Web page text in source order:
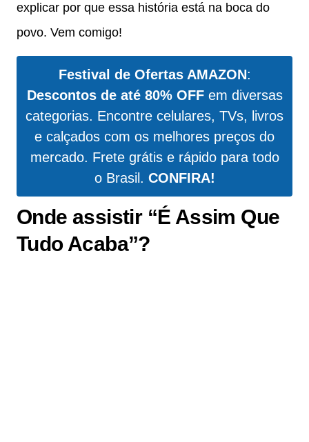
explicar por que essa história está na boca do
povo. Vem comigo!
Festival de Ofertas AMAZON:
Descontos de até 80% OFFem diversas
categorias. Encontre celulares, TVs, livros
e calçados com os melhores preços do
mercado. Frete grátis e rápido para todo
o Brasil. CONFIRA!
Onde assistir “É Assim Que
Tudo Acaba”?